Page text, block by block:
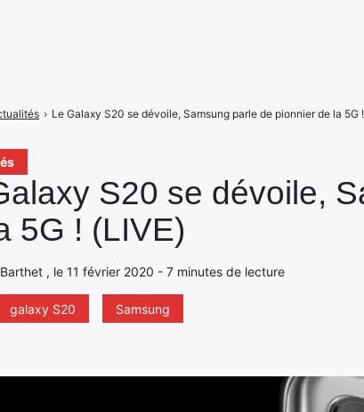
S20 se dévoile,
5G ! (LIVE)
, le 11 février 2020 - 7 minutes de lecture
galaxy S20 Samsung
› Le Galaxy S20 se dévoile, Samsung parle de pionnier de la 5G !